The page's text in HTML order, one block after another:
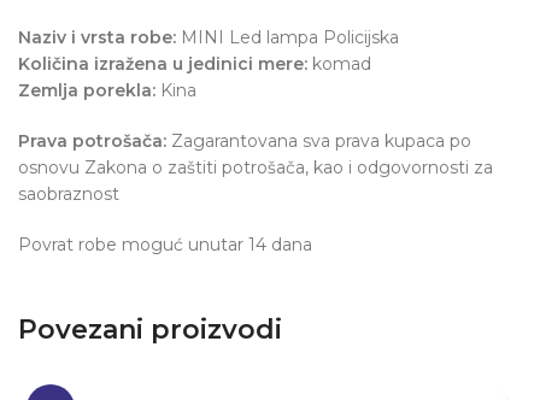
Naziv i vrsta robe: MINI Led lampa Policijska
Količina izražena u jedinici mere: komad
Zemlja porekla: Kina
Prava potrošača: Zagarantovana sva prava kupaca po
osnovu Zakona o zaštiti potrošača, kao i odgovornosti za
saobraznost
Povrat robe moguć unutar 14 dana
Povezani proizvodi